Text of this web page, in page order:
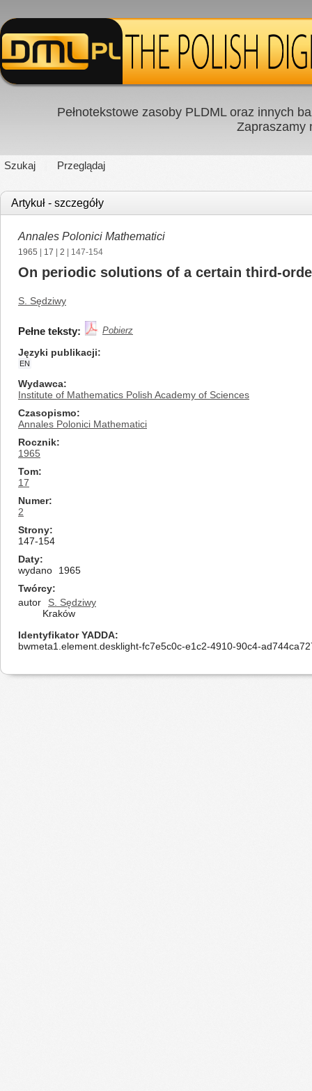
Pełnotekstowe zasoby PLDML oraz innych
Zapraszamy
Szukaj Przeglądaj
Artykuł - szczegóły
Annales Polonici Mathematici
1965 17 2 | 147-154
On periodic solutions of a certain third-
S. Sędziwy
Pełne teksty: Pobierz
Języki publikacji
EN
Wydawca
Institute of Mathematics Polish Academy of Sciences
Czasopismo
Annales Polonici Mathematici
Rocznik
1965
Tom
17
Numer
2
Strony
147-154
Daty
wydano
1965
Twórcy
autor
S. Sędziwy
Kraków
Identyfikator YADDA
bwmeta1.element.desklight-fc7e5c0c-e1c2-4910-90c4-